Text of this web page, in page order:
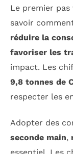
Le premier pas
savoir
réduire la
favoriser les
impact. Les
9,8 tonnes de
respecter les
Adopter des
seconde main,